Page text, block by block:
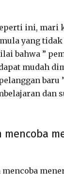
ini, mari
yang
bahwa ”
mudah
baru
dan
mencoba